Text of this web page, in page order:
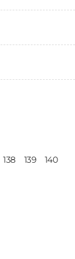
138 139 140